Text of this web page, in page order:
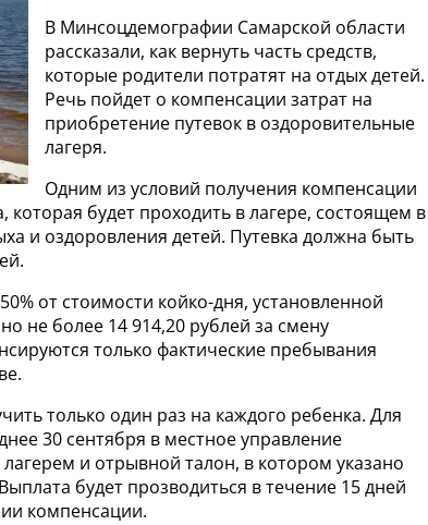
В Минсоцдемографии Самарской области
рассказали, как вернуть часть средств,
которые родители потратят на отдых детей.
Речь пойдет о компенсации затрат на
приобретение путевок в оздоровительные
лагеря.
Одним из условий получения компенсации
которая будет проходить в лагере, состоящем в
и оздоровления детей. Путевка должна быть
от стоимости койко-дня, установленной
не более 14 914,20 рублей за смену
только фактические пребывания
только один раз на каждого ребенка. Для
30 сентября в местное управление
и отрывной талон, в котором указано
будет прозводиться в течение 15 дней
компенсации.